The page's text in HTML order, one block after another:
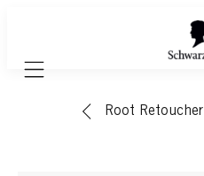
Mobile navigation
Root Retoucher